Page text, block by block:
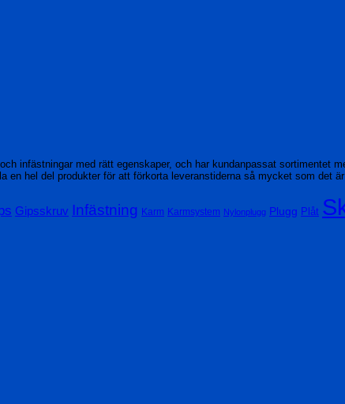
infästningar med rätt egenskaper, och har kundanpassat sortimentet
hel del produkter för att förkorta leveranstiderna så mycket som det
Gipsskruv Infästning Karm Karmsystem Nylonplugg Plugg Plåt